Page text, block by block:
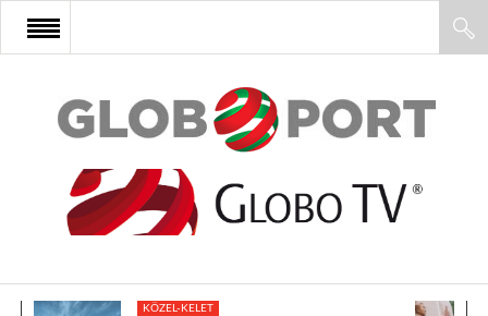
FŐOLDAL
AFRIKA
KÖZEL-KELET